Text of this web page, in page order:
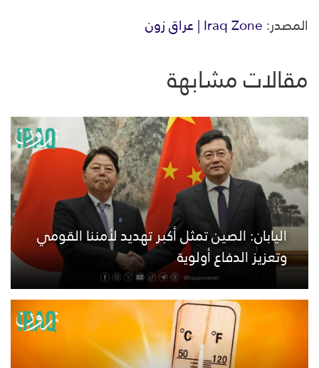
المصدر:Iraq Zone | عراق زون
مقالات مشابهة
اليابان: الصين تمثل أكبر تهديد لأمننا القومي
وتعزيز الدفاع أولوية